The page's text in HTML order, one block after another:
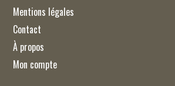
Mentions légales
Contact
À propos
Mon compte